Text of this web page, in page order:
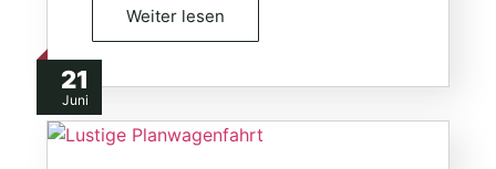
Weiter lesen
21
Juni